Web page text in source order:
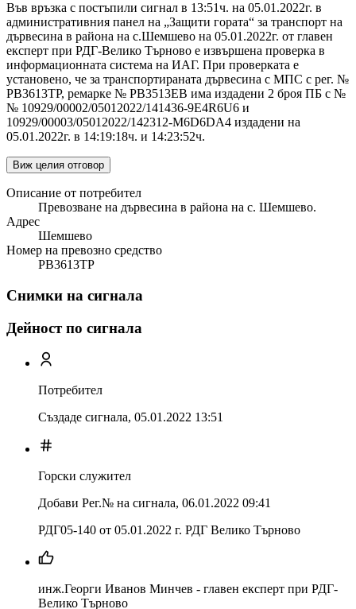
Във връзка с постъпили сигнал в 13:51ч. на 05.01.2022г. в
административния панел на „Защити гората“ за транспорт на
дървесина в района на с.Шемшево на 05.01.2022г. от главен
експерт при РДГ-Велико Търново е извършена проверка в
информационната система на ИАГ. При проверката е
установено, че за транспортираната дървесина с МПС с рег. №
РВ3613ТР, ремарке № РВ3513ЕВ има издадени 2 броя ПБ с №
№ 10929/00002/05012022/141436-9E4R6U6 и
10929/00003/05012022/142312-M6D6DA4 издадени на
05.01.2022г. в 14:19:18ч. и 14:23:52ч.
Виж целия отговор
Описание от потребител
Превозване на дървесина в района на с. Шемшево.
Адрес
Шемшево
Номер на превозно средство
PB3613TP
Снимки на сигнала
Дейност по сигнала
Потребител
Създаде сигнала, 05.01.2022 13:51
Горски служител
Добави Рег.№ на сигнала, 06.01.2022 09:41
РДГ05-140 от 05.01.2022 г. РДГ Велико Търново
инж.Георги Иванов Минчев - главен експерт при РДГ-
Велико Търново